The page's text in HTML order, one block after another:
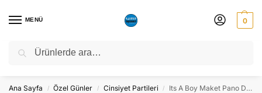
MENÜ 0
NATO ZİRVESİ NEDENİYLE 06-10 TEMMUZ TARİHLERİ ARASINDA
Ana Sayfa / Özel Günler / Cinsiyet Partileri / Its A Boy Maket Pano Dekor – Süs